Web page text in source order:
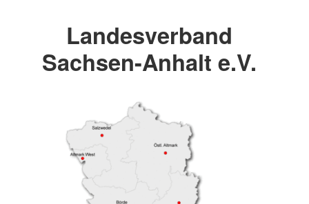
Landesverband
Sachsen-Anhalt e.V.